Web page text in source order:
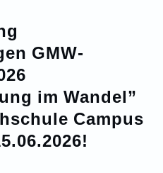
GMW-
im Wandel”
Campus